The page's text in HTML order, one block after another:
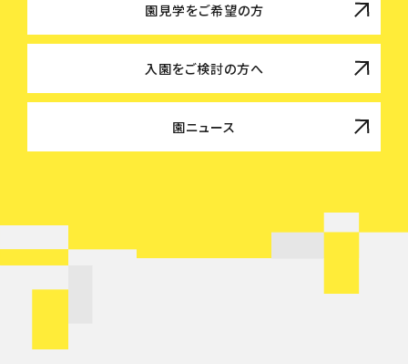
園見学をご希望の方
入園をご検討の方へ
園ニュース